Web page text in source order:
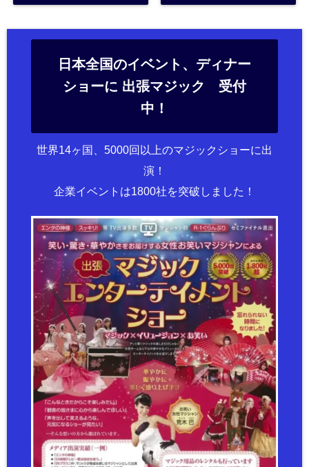
日本全国のイベント、ディナー
ショーに 出張マジック 受付
中！
世界14ヶ国、5000回以上のマジックショーに出
演！
企業イベントは1800社を突破しました！